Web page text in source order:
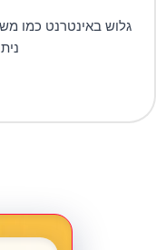
גלוש באינטרנט כמו